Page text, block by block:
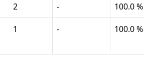
2 - 100.0 %
1 - 100.0 %